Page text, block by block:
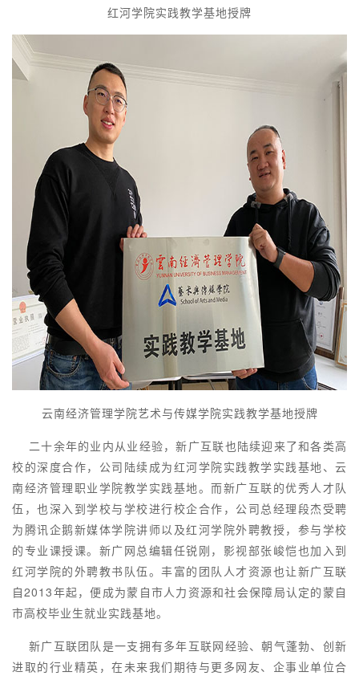
红河学院实践教学基地授牌
云南经济管理学院艺术与传媒学院实践教学基地授牌
二十余年的业内从业经验，新广互联也陆续迎来了和各类高
校的深度合作，公司陆续成为红河学院实践教学实践基地、云
南经济管理职业学院教学实践基地。而新广互联的优秀人才队
伍，也深入到学校与学校进行校企合作，公司总经理段杰受聘
为腾讯企鹅新媒体学院讲师以及红河学院外聘教授，参与学校
的专业课授课。新广网总编辑任锐刚，影视部张峻恺也加入到
红河学院的外聘教书队伍。丰富的团队人才资源也让新广互联
自2013年起，便成为蒙自市人力资源和社会保障局认定的蒙自
市高校毕业生就业实践基地。
新广互联团队是一支拥有多年互联网经验、朝气蓬勃、创新
进取的行业精英，在未来我们期待与更多网友、企事业单位合